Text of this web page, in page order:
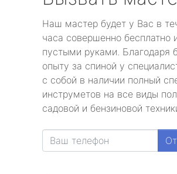
Наш мастер будет у Вас в
часа совершенно бесплатно
пустыми руками. Благодаря
опыту за спиной у
с собой в наличии полный
инструметов на все виды
садовой и бензиновой